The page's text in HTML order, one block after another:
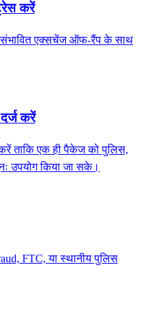
करें
संभावित एक्सचेंज ऑफ-रैंप के साथ
करें
करें ताकि एक ही पैकेज को पुलिस,
उपयोग किया जा सके।
FTC, या स्थानीय पुलिस